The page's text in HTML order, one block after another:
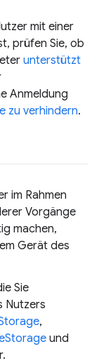
mit einer
prüfen Sie, ob
unterstützt
Anmeldung
zu verhindern.
im Rahmen
Vorgänge
machen,
Gerät des
Sie
Nutzers
,
und